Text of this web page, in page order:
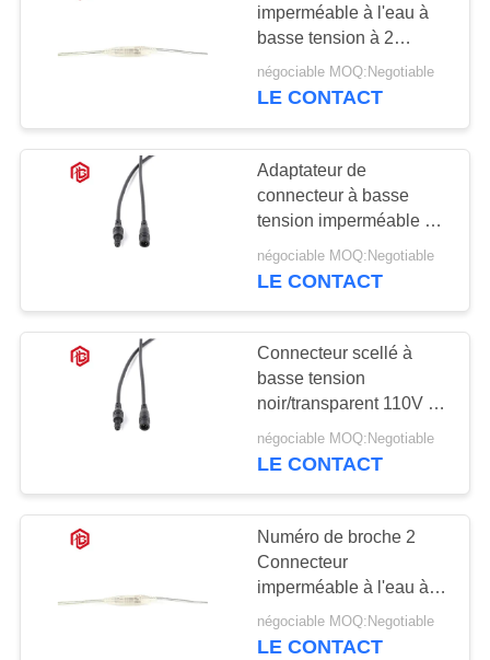
DU
SITE
PRIVACY
Connecteur
imperméable de
données
Support de la lampe
E27
56
Connecteur
hommes-femmes
imperméable
imperméable à l'eau à
basse tension à 2
broches de 110V pour
câbles de 3,0 à 4,0 mm
négociable MOQ:Negotiable
LE CONTACT
Adaptateur de
connecteur à basse
tension imperméable à
l'eau pour les
applications de taille
négociable MOQ:Negotiable
LE CONTACT
Connecteur scellé à
basse tension
noir/transparent 110V 3-
5A Pour systèmes
d'éclairage extérieur /
négociable MOQ:Negotiable
LE CONTACT
Numéro de broche 2
Connecteur
imperméable à l'eau à
basse tension IP65
noir/transparent pour
négociable MOQ:Negotiable
LE CONTACT